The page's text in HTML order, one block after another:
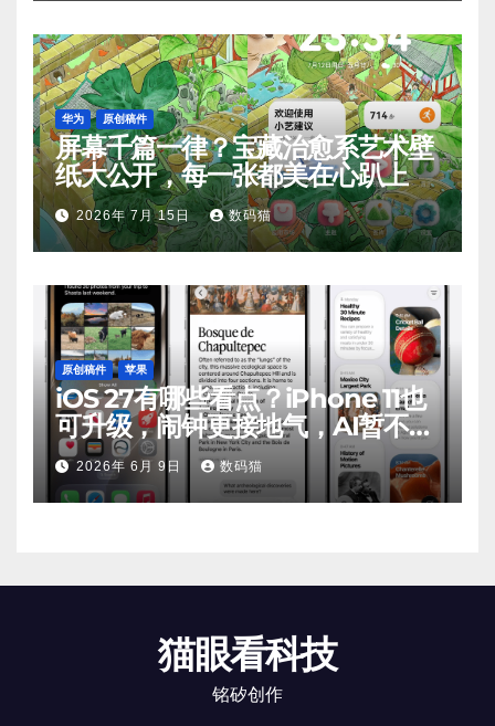
华为 原创稿件
屏幕千篇一律？宝藏治愈系艺术壁
纸大公开，每一张都美在心趴上
2026年 7月 15日 数码猫
原创稿件 苹果
iOS 27有哪些看点？iPhone 11也
可升级，闹钟更接地气，AI暂不支
持2026年 6月 9日 数码猫
猫眼看科技
铭矽创作